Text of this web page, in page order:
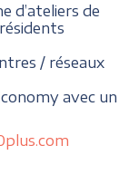
d’ateliers de
/ réseaux
avec un